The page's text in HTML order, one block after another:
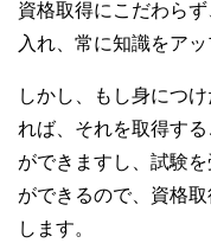
資格取得にこだわら
入れ、常に知識をア
しかし、もし身につ
れば、それを取得す
ができますし、試験
ができるので、資格
します。